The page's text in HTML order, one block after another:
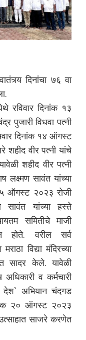
दिनांचा ७६ वा
दिनांक १३
पुजारी विधवा पत्नी
दिनांक १४ ऑगस्ट
शहीद वीर पत्नी यांचे
शहीद वीर पत्नी
लक्ष्मण सावंत यांच्या
ऑगस्ट २०२३ रोजी
सावंत यांच्या हस्ते
समितीचे माजी
होते. वरील सर्व
विद्या मंदिरच्या
गीत सादर केले. यावेळी
व कर्मचारी
देश` अभियान चंदगड
२० ऑगस्ट २०२३
साजरे करणेत